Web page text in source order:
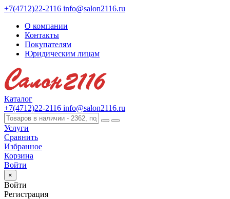
+7(4712)22-2116 info@salon2116.ru
О компании
Контакты
Покупателям
Юридическим лицам
Каталог
+7(4712)22-2116 info@salon2116.ru
Услуги
Сравнить
Избранное
Корзина
Войти
×
Войти
Регистрация